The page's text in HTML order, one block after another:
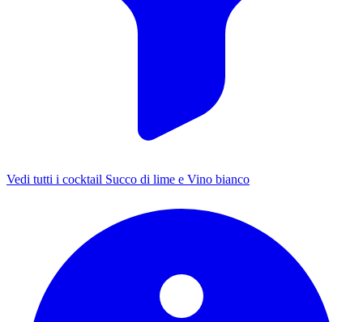
Vedi tutti i cocktail Succo di lime e Vino bianco